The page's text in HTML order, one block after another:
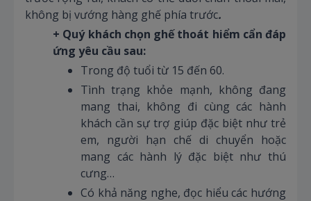
không bị vướng hàng ghế phía trước.
+ Quý khách chọn ghế thoát hiểm cẩn đáp
ứng yêu cầu sau:
Trong độ tuổi từ 15 đến 60.
Tình trạng khỏe mạnh, không đang
mang thai, không đi cùng các hành
khách cần sự trợ giúp đặc biệt như trẻ
em, người hạn chế di chuyển hoặc
mang các hành lý đặc biệt như thú
cưng…
Có khả năng nghe, đọc hiểu các hướng